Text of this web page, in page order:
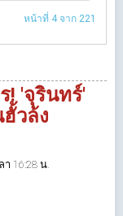
หน้าที่ 4 จาก 221
! 'จุรินทร์'
วล้ง
16:28 น.